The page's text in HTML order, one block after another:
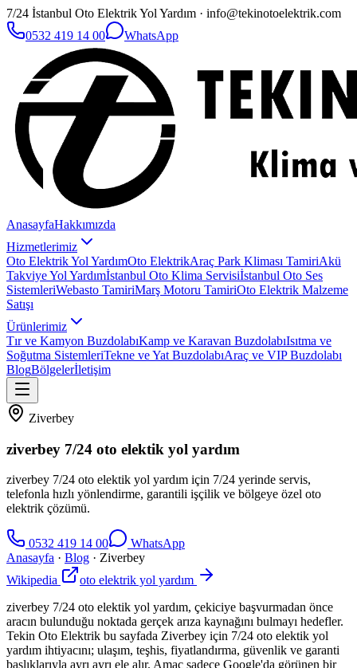
7/24 İstanbul Oto Elektrik Yol Yardım · info@tekinotoelektrik.com
0532 419 14 00
WhatsApp
AnasayfaHakkımızda
Hizmetlerimiz
Oto Elektrik Yol YardımOto ElektrikAraç Park Kliması TamiriAkü
Takviye Yol Yardımİstanbul Oto Klima Servisiİstanbul Oto Ses
SistemleriWebasto TamiriMarş Motoru TamiriOto Elektrik Malzeme
Satışı
Ürünlerimiz
Tır ve Kamyon BuzdolabıKamp ve Karavan BuzdolabıIsıtma ve
Soğutma SistemleriTekne ve Yat BuzdolabıAraç ve VIP Buzdolabı
BlogBölgelerİletişim
Ziverbey
ziverbey 7/24 oto elektik yol yardım
ziverbey 7/24 oto elektik yol yardım için 7/24 yerinde servis,
telefonla hızlı yönlendirme, garantili işçilik ve bölgeye özel oto
elektrik çözümü.
0532 419 14 00
WhatsApp
Anasayfa · Blog · Ziverbey
Wikipedia
oto elektrik yol yardım
ziverbey 7/24 oto elektik yol yardım, çekiciye başvurmadan önce
aracın bulunduğu noktada gerçek arıza kaynağını bulmayı hedefler.
Tekin Oto Elektrik bu sayfada Ziverbey için 7/24 oto elektik yol
yardım ihtiyacını; ulaşım, teşhis, fiyatlandırma, güvenlik ve garanti
başlıklarıyla ayrı ayrı ele alır. Amaç sadece Google'da görünen bir